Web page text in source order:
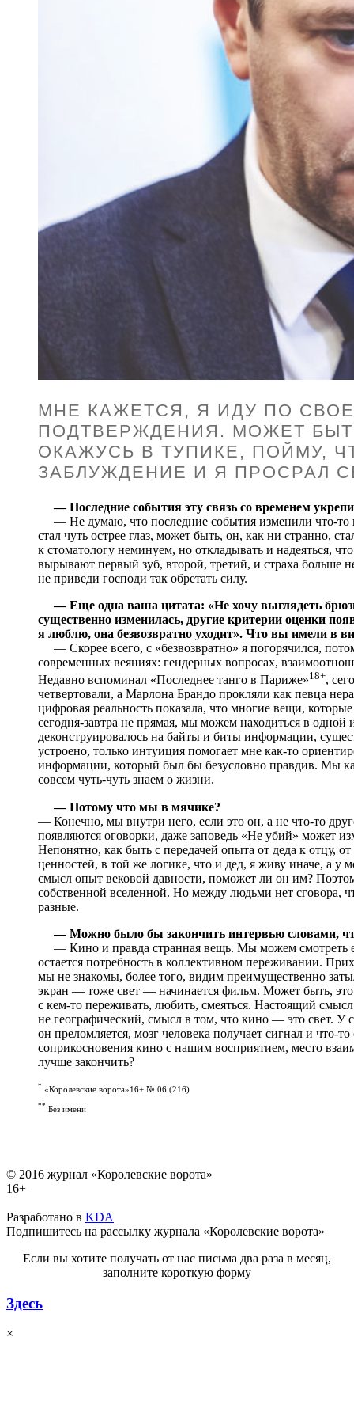
МНЕ КАЖЕТСЯ, Я ИДУ ПО
ПОДТВЕРЖДЕНИЯ. МОЖЕТ
ОКАЖУСЬ В ТУПИКЕ, ПОЙМУ,
ЗАБЛУЖДЕНИЕ И Я ПРОСРАЛ
— Последние события эту связь со временем
— Не думаю, что последние события изменили что-то
стал чуть острее глаз, может быть, он, как ни странно,
к стоматологу неминуем, но откладывать и надеяться,
вырывают первый зуб, второй, третий, и страха больше
не приведи господи так обретать силу.
— Еще одна ваша цитата: «Не хочу выглядеть
существенно изменилась, другие критерии оценки
я люблю, она безвозвратно уходит». Что вы имели в
— Скорее всего, с «безвозвратно» я погорячился,
современных веяниях: гендерных вопросах,
Недавно вспоминал «Последнее танго в Париже»18+,
четвертовали, а Марлона Брандо прокляли как певца
цифровая реальность показала, что многие вещи,
сегодня-завтра не прямая, мы можем находиться в
деконструировалось на байты и биты информации,
устроено, только интуиция помогает мне как-то
информации, который был бы безусловно правдив. Мы
совсем чуть-чуть знаем о жизни.
— Потому что мы в мячике?
— Конечно, мы внутри него, если это он, а не что-то
появляются оговорки, даже заповедь «Не убий» может
Непонятно, как быть с передачей опыта от деда к отцу,
ценностей, в той же логике, что и дед, я живу иначе, а у
смысл опыт вековой давности, поможет ли он им?
собственной вселенной. Но между людьми нет сговора,
разные.
— Можно было бы закончить интервью словами,
— Кино и правда странная вещь. Мы можем смотреть
остается потребность в коллективном переживании.
мы не знакомы, более того, видим преимущественно
экран — тоже свет — начинается фильм. Может быть,
с кем-то переживать, любить, смеяться. Настоящий
не географический, смысл в том, что кино — это свет. У
он преломляется, мозг человека получает сигнал и что-
соприкосновения кино с нашим восприятием, место
лучше закончить?
* «Королевские ворота»16+ № 06 (216)
** Без имени
© 2016 журнал «Королевские ворота»
16+
Разработано в KDA
Подпишитесь на рассылку журнала «Королевские ворота»
Если вы хотите получать от нас письма два раза в месяц,
заполните короткую форму
Здесь
×